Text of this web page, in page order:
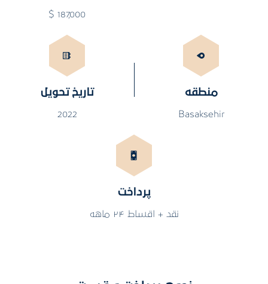
187,000 $
منطقه
Basaksehir
تاریخ تحویل
2022
پرداخت
نقد + اقساط ۲۴ ماهه